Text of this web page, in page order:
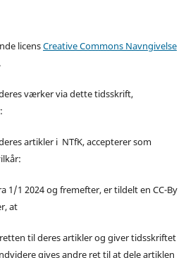
licensCreative Commons Navngivelse
.
værker via dette tidsskrift,
artikler i NTfK, accepterer som
1/1 2024 og fremefter, er tildelt en CC-By
at
til deres artikler og giver tidsskriftet
gives andre ret til at dele artiklen